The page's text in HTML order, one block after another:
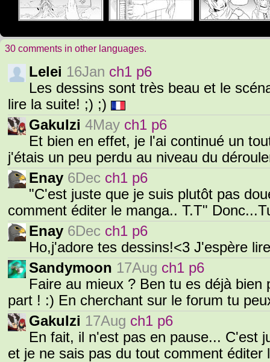
30 comments in other languages.
Lelei 16Jan ch1 p6
Les dessins sont très beau et le
lire la suite! ;) ;)
GakuIzi 4May ch1 p6
Et bien en effet, je l'ai continué un
j'étais un peu perdu au niveau du
Enay 6Dec ch1 p6
"C'est juste que je suis plutôt pas
comment éditer le manga.. T.T"
Enay 6Dec ch1 p6
Ho,j'adore tes dessins!<3 J'espère
Sandymoon 17Aug ch1 p6
Faire au mieux ? Ben tu es déjà
part ! :) En cherchant sur le forum tu
GakuIzi 17Aug ch1 p6
En fait, il n'est pas en pause... C'est
et je ne sais pas du tout comment